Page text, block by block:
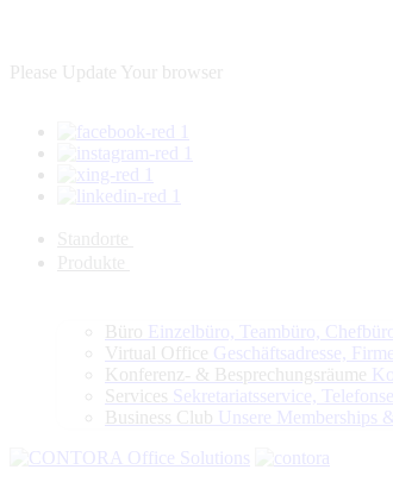
Please Update Your browser
Büro Einzelbüro, Teambüro,
Virtual Office Geschäftsadresse,
Konferenz- & Besprechungsräume
Services Sekretariatsservice,
Business Club Unsere Memberships